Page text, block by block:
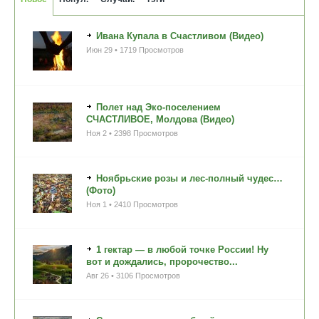
Ивана Купала в Счастливом (Видео)
Июн 29 • 1719 Просмотров
Полет над Эко-поселением
СЧАСТЛИВОЕ, Молдова (Видео)
Ноя 2 • 2398 Просмотров
Ноябрьские розы и лес-полный чудес…
(Фото)
Ноя 1 • 2410 Просмотров
1 гектар — в любой точке России! Ну
вот и дождались, пророчество...
Авг 26 • 3106 Просмотров